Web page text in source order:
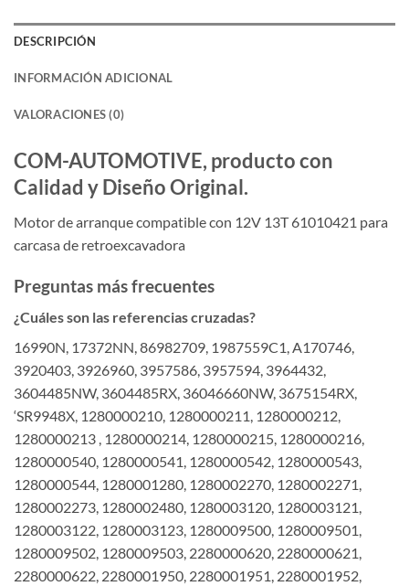
DESCRIPCIÓN
INFORMACIÓN ADICIONAL
VALORACIONES (0)
COM-AUTOMOTIVE, producto con
Calidad y Diseño Original.
Motor de arranque compatible con 12V 13T 61010421 para
carcasa de retroexcavadora
Preguntas más frecuentes
¿Cuáles son las referencias cruzadas?
16990N, 17372NN, 86982709, 1987559C1, A170746,
3920403, 3926960, 3957586, 3957594, 3964432,
3604485NW, 3604485RX, 36046660NW, 3675154RX,
‘SR9948X, 1280000210, 1280000211, 1280000212,
1280000213 , 1280000214, 1280000215, 1280000216,
1280000540, 1280000541, 1280000542, 1280000543,
1280000544, 1280001280, 1280002270, 1280002271,
1280002273, 1280002480, 1280003120, 1280003121,
1280003122, 1280003123, 1280009500, 1280009501,
1280009502, 1280009503, 2280000620, 2280000621,
2280000622, 2280001950, 2280001951, 2280001952,